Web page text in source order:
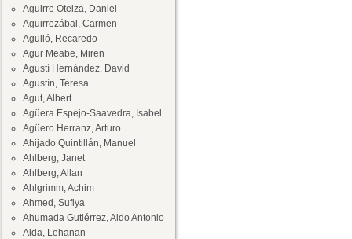
Aguirre Oteiza, Daniel
Aguirrezábal, Carmen
Agulló, Recaredo
Agur Meabe, Miren
Agustí Hernández, David
Agustín, Teresa
Agut, Albert
Agüera Espejo-Saavedra, Isabel
Agüero Herranz, Arturo
Ahijado Quintillán, Manuel
Ahlberg, Janet
Ahlberg, Allan
Ahlgrimm, Achim
Ahmed, Sufiya
Ahumada Gutiérrez, Aldo Antonio
Aida, Lehanan